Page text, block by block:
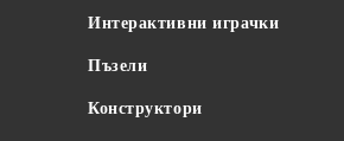
Интерактивни играчки
Пъзели
Конструктори